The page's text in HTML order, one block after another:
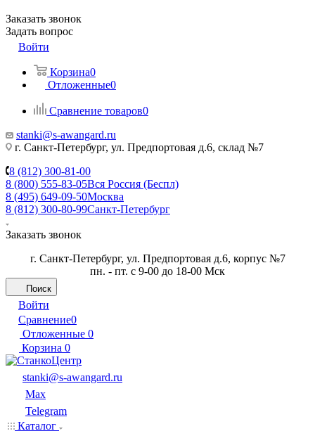
Заказать звонок
Задать вопрос
Войти
Корзина0
Отложенные0
Сравнение товаров0
stanki@s-awangard.ru
г. Санкт-Петербург, ул. Предпортовая д.6, склад №7
8 (812) 300-81-00
8 (800) 555-83-05Вся Россия (Беспл)
8 (495) 649-09-50Москва
8 (812) 300-80-99Санкт-Петербург
Заказать звонок
г. Санкт-Петербург, ул. Предпортовая д.6, корпус №7
пн. - пт. с 9-00 до 18-00 Мск
Поиск
Войти
Сравнение0
Отложенные 0
Корзина 0
stanki@s-awangard.ru
Max
Telegram
Каталог